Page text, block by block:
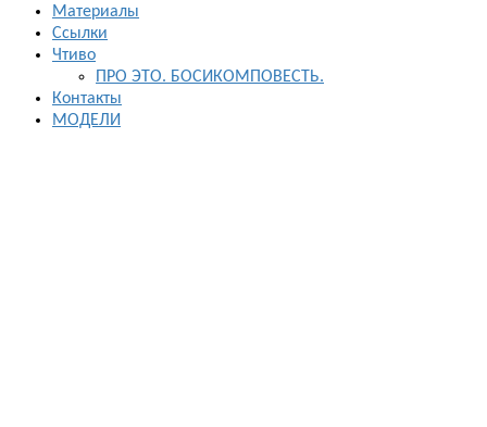
Материалы
Ссылки
Чтиво
ПРО ЭТО. БОСИКОМПОВЕСТЬ.
Контакты
МОДЕЛИ